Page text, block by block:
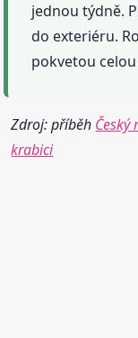
jednou týdně.
do exteriéru.
pokvetou
Zdroj: příběh
krabici